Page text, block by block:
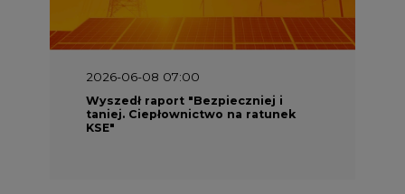
2026-05-23 16:00
Wyszedł raport „Przez gaz do OZE.
Dekarbonizacja ciepłownictwa